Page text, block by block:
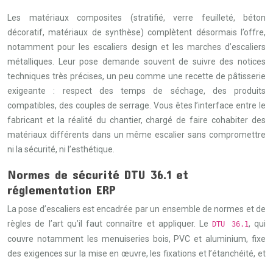
Les matériaux composites (stratifié, verre feuilleté, béton
décoratif, matériaux de synthèse) complètent désormais l’offre,
notamment pour les escaliers design et les marches d’escaliers
métalliques. Leur pose demande souvent de suivre des notices
techniques très précises, un peu comme une recette de pâtisserie
exigeante : respect des temps de séchage, des produits
compatibles, des couples de serrage. Vous êtes l’interface entre le
fabricant et la réalité du chantier, chargé de faire cohabiter des
matériaux différents dans un même escalier sans compromettre
ni la sécurité, ni l’esthétique.
Normes de sécurité DTU 36.1 et
réglementation ERP
La pose d’escaliers est encadrée par un ensemble de normes et de
règles de l’art qu’il faut connaître et appliquer. LeDTU 36.1, qui
couvre notamment les menuiseries bois, PVC et aluminium, fixe
des exigences sur la mise en œuvre, les fixations et l’étanchéité, et